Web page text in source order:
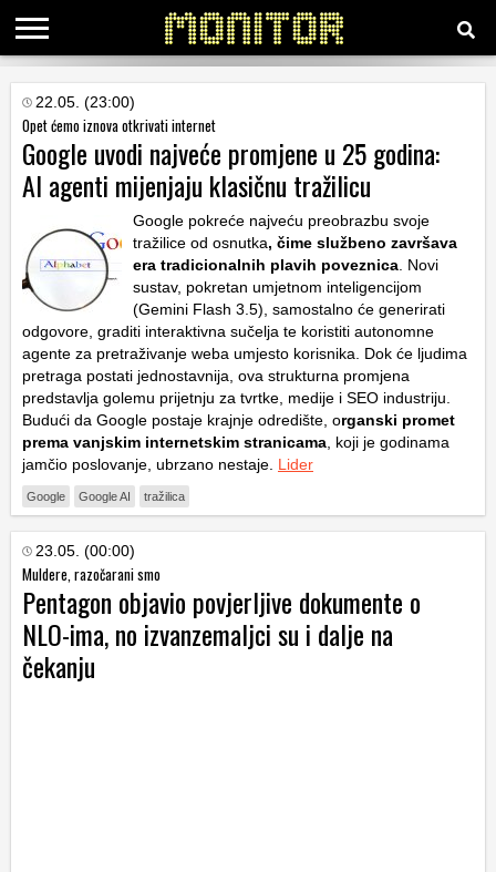
KATEGORIJE
HRVATSKI
WEB
22.05. (23:00)
Opet ćemo iznova otkrivati internet
Google uvodi najveće promjene u 25 godina:
AI agenti mijenjaju klasičnu tražilicu
Google pokreće najveću preobrazbu svoje
tražilice od osnutka, čime službeno završava
era tradicionalnih plavih poveznica . Novi
sustav, pokretan umjetnom inteligencijom
(Gemini Flash 3.5), samostalno će generirati
odgovore, graditi interaktivna sučelja te koristiti autonomne
agente za pretraživanje weba umjesto korisnika. Dok će ljudima
pretraga postati jednostavnija, ova strukturna promjena
predstavlja golemu prijetnju za tvrtke, medije i SEO industriju.
Budući da Google postaje krajnje odredište, organski promet
prema vanjskim internetskim stranicama , koji je godinama
jamčio poslovanje, ubrzano nestaje. Lider
Google Google AI tražilica
23.05. (00:00)
Muldere, razočarani smo
Pentagon objavio povjerljive dokumente o
NLO-ima, no izvanzemaljci su i dalje na
čekanju